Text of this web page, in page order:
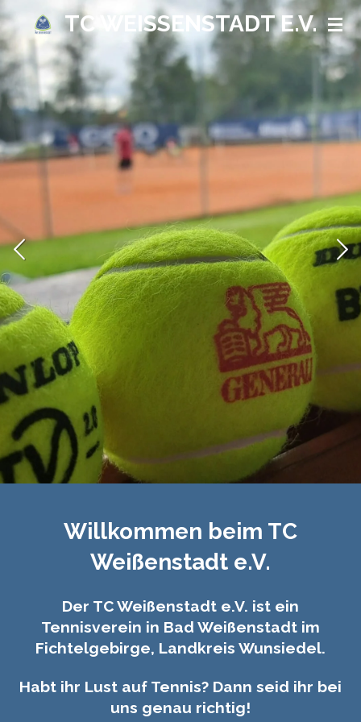
Zum
Hauptinhalt
springen
TC WEISSENSTADT E.V.
Willkommen beim TC
Weißenstadt e.V.
Der TC Weißenstadt e.V. ist ein
Tennisverein in Bad Weißenstadt im
Fichtelgebirge, Landkreis Wunsiedel.
Habt ihr Lust auf Tennis? Dann seid ihr bei
uns genau richtig!